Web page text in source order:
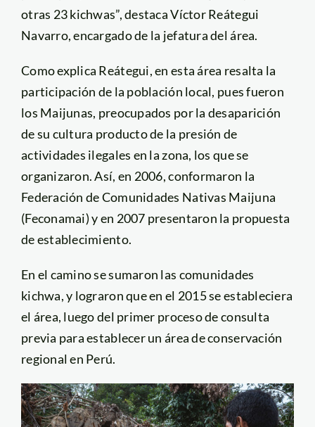
otras 23 kichwas”, destaca Víctor Reátegui
Navarro, encargado de la jefatura del área.
Como explica Reátegui, en esta área resalta la
participación de la población local, pues fueron
los Maijunas, preocupados por la desaparición
de su cultura producto de la presión de
actividades ilegales en la zona, los que se
organizaron. Así, en 2006, conformaron la
Federación de Comunidades Nativas Maijuna
(Feconamai) y en 2007 presentaron la propuesta
de establecimiento.
En el camino se sumaron las comunidades
kichwa, y lograron que en el 2015 se estableciera
el área, luego del primer proceso de consulta
previa para establecer un área de conservación
regional en Perú.